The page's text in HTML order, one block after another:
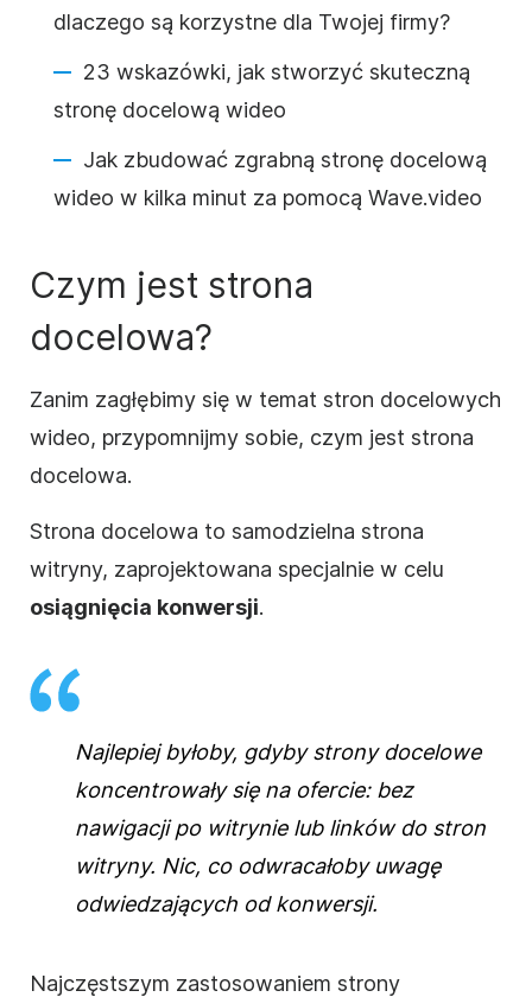
dlaczego są korzystne dla Twojej firmy?
23 wskazówki, jak stworzyć skuteczną
stronę docelową wideo
Jak zbudować zgrabną stronę docelową
wideo w kilka minut za pomocą Wave.video
Czym jest strona
docelowa?
Zanim zagłębimy się w temat stron docelowych
wideo, przypomnijmy sobie, czym jest strona
docelowa.
Strona docelowa to samodzielna strona
witryny, zaprojektowana specjalnie w celu
osiągnięcia konwersji.
Najlepiej byłoby, gdyby strony docelowe
koncentrowały się na ofercie: bez
nawigacji po witrynie lub linków do stron
witryny. Nic, co odwracałoby uwagę
odwiedzających od konwersji.
Najczęstszym zastosowaniem strony